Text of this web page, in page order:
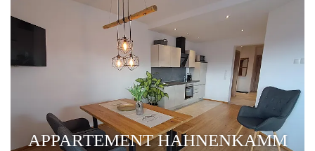
APPARTEMENT HAHNENKAMM